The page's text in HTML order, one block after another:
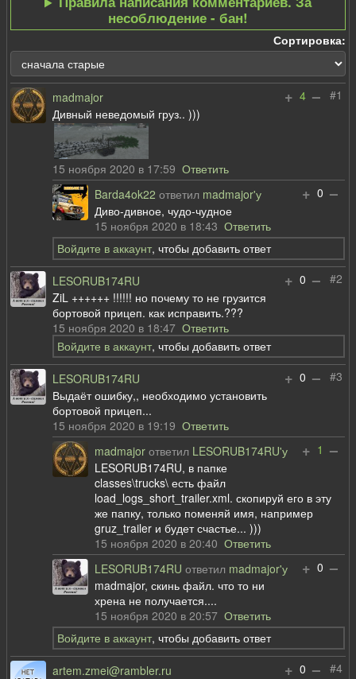
несоблюдение - бан!
Сортировка:
#1
+ 4 –
madmajor
Дивный неведомый груз.. )))
15 ноября 2020 в 17:59Ответить
+ 0 –
Barda4ok22 ответил madmajor'у
Диво-дивное, чудо-чудное
15 ноября 2020 в 18:43Ответить
Войдите в аккаунт, чтобы добавить ответ
#2
+ 0 –
LESORUB174RU
ZiL ++++++ !!!!!! но почему то не грузится
бортовой прицеп. как исправить.???
15 ноября 2020 в 18:47Ответить
Войдите в аккаунт, чтобы добавить ответ
#3
+ 0 –
LESORUB174RU
Выдаёт ошибку,, необходимо установить
бортовой прицеп...
15 ноября 2020 в 19:19Ответить
+ 1 –
madmajor ответил LESORUB174RU'у
LESORUB174RU, в папке
classes\trucks\ есть файл
load_logs_short_trailer.xml. скопируй его в эту
же папку, только поменяй имя, например
gruz_trailer и будет счастье... )))
15 ноября 2020 в 20:40Ответить
+ 0 –
LESORUB174RU ответил madmajor'у
madmajor, скинь файл. что то ни
хрена не получается....
15 ноября 2020 в 20:57Ответить
Войдите в аккаунт, чтобы добавить ответ
#4
+ 0 –
artem.zmei@rambler.ru